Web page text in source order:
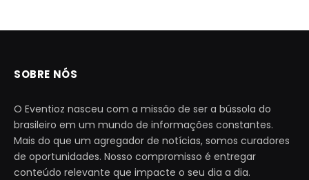
SOBRE NÓS
O Eventioz nasceu com a missão de ser a bússola do
brasileiro em um mundo de informações constantes.
Mais do que um agregador de notícias, somos curadores
de oportunidades. Nosso compromisso é entregar
conteúdo relevante que impacte o seu dia a dia.